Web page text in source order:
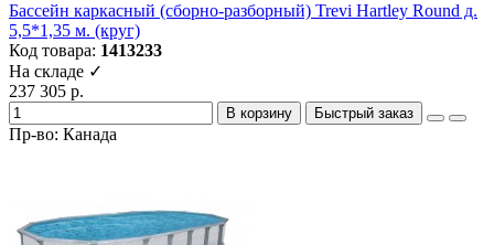
Бассейн каркасный (сборно-разборный) Trevi Hartley Round д.
5,5*1,35 м. (круг)
Код товара: 1413233
На складе ✓
237 305 р.
В корзину Быстрый заказ
Пр-во: Канада